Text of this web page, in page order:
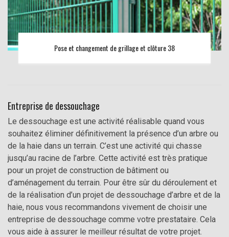
Pose et changement de grillage et clôture 38
Entreprise de dessouchage
Le dessouchage est une activité réalisable quand vous
souhaitez éliminer définitivement la présence d’un arbre ou
de la haie dans un terrain. C’est une activité qui chasse
jusqu’au racine de l’arbre. Cette activité est très pratique
pour un projet de construction de bâtiment ou
d’aménagement du terrain. Pour être sûr du déroulement et
de la réalisation d’un projet de dessouchage d’arbre et de la
haie, nous vous recommandons vivement de choisir une
entreprise de dessouchage comme votre prestataire. Cela
vous aide à assurer le meilleur résultat de votre projet.